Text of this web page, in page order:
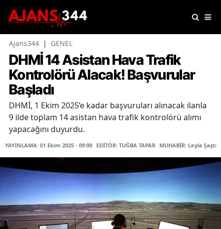
Ajans344 | GENEL
DHMİ 14 Asistan Hava Trafik
Kontrolörü Alacak! Başvurular
Başladı
DHMİ, 1 Ekim 2025’e kadar başvuruları alınacak ilanla
9 ilde toplam 14 asistan hava trafik kontrolörü alımı
yapacağını duyurdu.
YAYINLAMA: 01 Ekim 2025 - 09:00 EDİTÖR: TUĞBA TAPAR MUHABİR: Leyla Şaştı